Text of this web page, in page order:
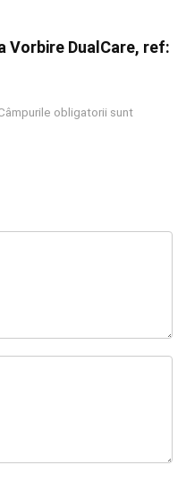
Vorbire DualCare, ref:
obligatorii sunt